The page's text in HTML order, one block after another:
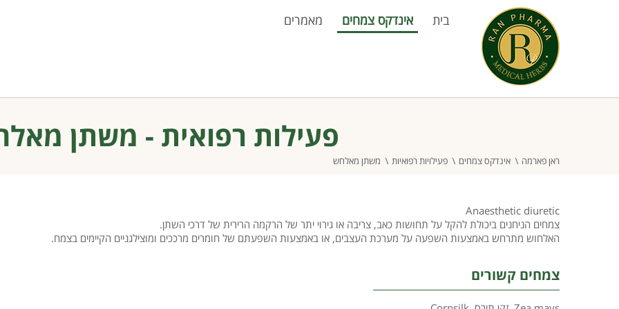
בית אינדקס צמחים מאמרים
פעילות רפואית - משתן
ראן פארמה אינדקס צמחים פעילויות רפואיות משתן מאלחש
Anaesthetic diuretic
צמחים הניחנים ביכולת להקל על תחושות כאב, צריבה או גירוי יתר של הרקמה הרירית של דרכי השתן.
האלחוש מתרחש באמצעות השפעה על מערכת העצבים, או באמצעות השפעתם של חומרים מרככים ומוצילגניים הקיימים בצמח.
צמחים קשורים